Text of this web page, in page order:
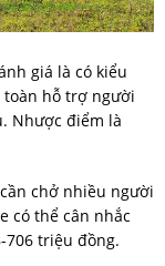
giá là có kiểu
hỗ trợ người
Nhược điểm là
chở nhiều người
có thể cân nhắc
706 triệu đồng.